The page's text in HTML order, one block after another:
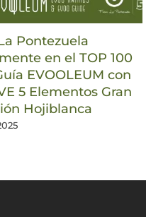
Pontezuela
en el TOP 100
EVOOLEUM con
5 Elementos Gran
Hojiblanca